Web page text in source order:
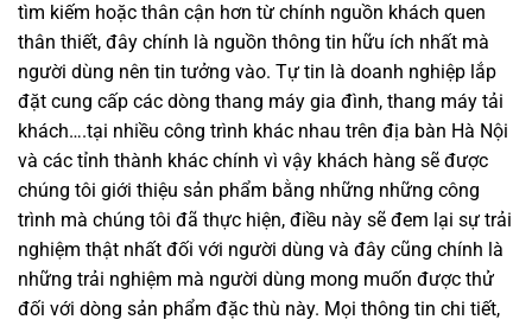
tìm kiếm hoặc thân cận hơn từ chính nguồn khách quen
thân thiết, đây chính là nguồn thông tin hữu ích nhất mà
người dùng nên tin tưởng vào. Tự tin là doanh nghiệp lắp
đặt cung cấp các dòng thang máy gia đình, thang máy tải
khách….tại nhiều công trình khác nhau trên địa bàn Hà Nội
và các tỉnh thành khác chính vì vậy khách hàng sẽ được
chúng tôi giới thiệu sản phẩm bằng những những công
trình mà chúng tôi đã thực hiện, điều này sẽ đem lại sự trải
nghiệm thật nhất đối với người dùng và đây cũng chính là
những trải nghiệm mà người dùng mong muốn được thử
đối với dòng sản phẩm đặc thù này. Mọi thông tin chi tiết,